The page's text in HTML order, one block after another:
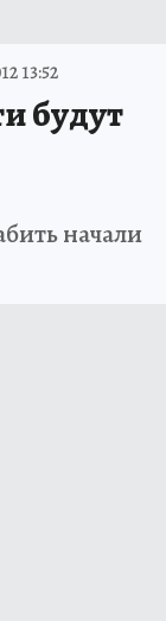
13:52
будут
начали